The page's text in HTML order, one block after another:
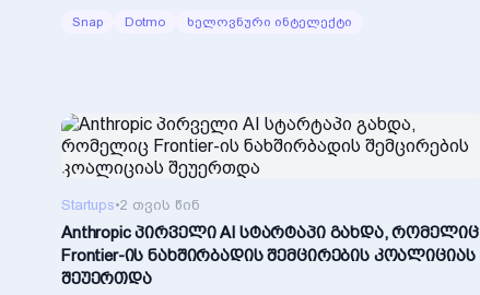
Snap Dotmo ხელოვნური ინტელექტი
Startups•2 თვის წინ
Anthropic პირველი AI სტარტაპი გახდა, რომელიც
Frontier-ის ნახშირბადის შემცირების კოალიციას
შეუერთდა